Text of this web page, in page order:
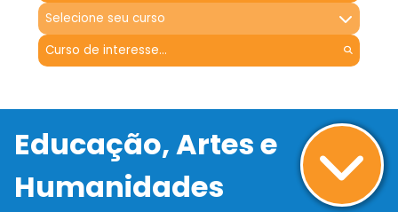
Selecione seu curso
Educação, Artes e
Humanidades